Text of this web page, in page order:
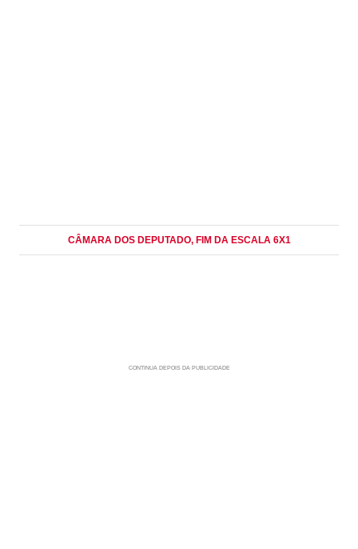
CÂMARA DOS DEPUTADO, FIM DA ESCALA 6X1